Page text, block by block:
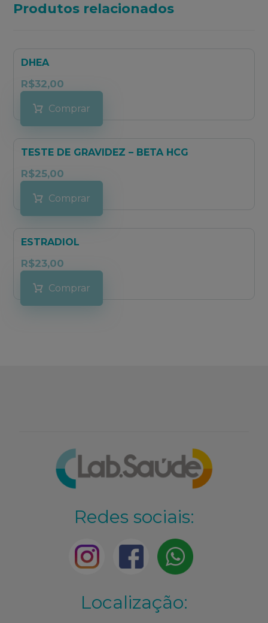
Produtos relacionados
DHEA
R$32,00
Comprar
TESTE DE GRAVIDEZ – BETA HCG
R$25,00
Comprar
ESTRADIOL
R$23,00
Comprar
Redes sociais:
Localização: